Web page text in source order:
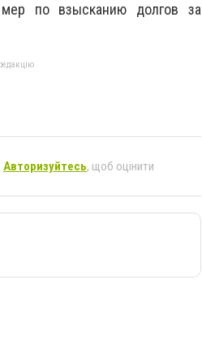
по взысканию долгов за
Авторизуйтесь, щоб оцінити